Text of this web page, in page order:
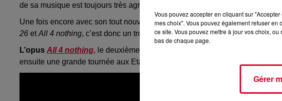
de sa musique est toujours très agréable.
Une fois encore avec son tout nouveau singleKids are born stars, nous ne
26 etAll 4 nothing, c’est donc un troisième extrait de son futur album qui est
L’opus All 4 nothing, le deuxième de sa carrière après
ensuite une grande tournée aux Etats-Unis.
Vous pouvez accepter en cliquant sur
mes choix". Vous pouvez également refuser
ce site. Vous pouvez mettre à jour vos choix,
bas de chaque page.
Gérer